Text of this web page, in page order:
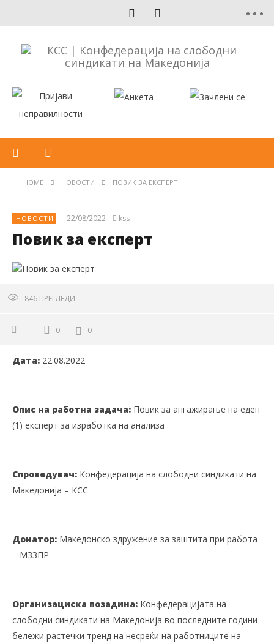
HOME НОВОСТИ ПОВИК ЗА ЕКСПЕРТ
НОВОСТИ 22/08/2022 kss
Повик за експерт
846 ПРЕГЛЕДИ
0 0
Дата: 22.08.2022
Опис на работна задача: Повик за ангажирање на еден
(1) експерт за изработка на анализа
Спроведувач: Конфедерација на слободни синдикати на
Македонија – КСС
Донатор: Македонско здружение за заштита при работа
– МЗЗПР
Организациска позадина: Конфедерацијата на
слободни синдикати на Македонија во последните години
бележи растечки тренд на несреќи на работниците на